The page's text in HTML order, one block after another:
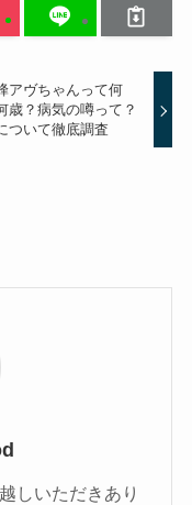
アヴちゃんって何
歳？病気の噂って？
ついて徹底調査
しいただきあり